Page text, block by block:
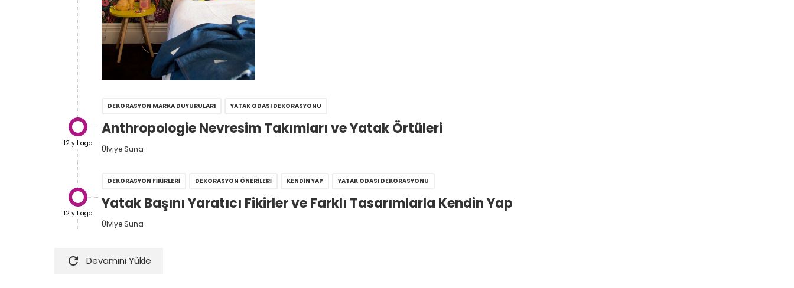

12 yıl ago
DEKORASYON MARKA DUYURULARI YATAK ODASI DEKORASYONU
Anthropologie Nevresim Takımları ve Yatak Örtüleri
Ülviye Suna

12 yıl ago
DEKORASYON FIKIRLERI DEKORASYON ÖNERILERI KENDIN YAP YATAK ODASI DEKORASYONU
Yatak Başını Yaratıcı Fikirler ve Farklı Tasarımlarla Kendin Yap
Ülviye Suna
 Devamını Yükle